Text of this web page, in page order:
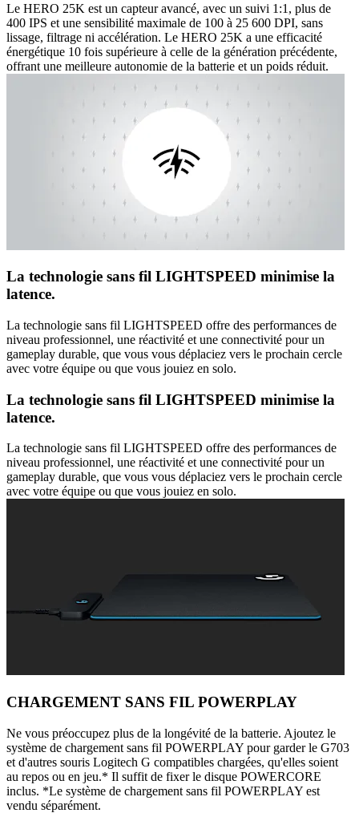
Le HERO 25K est un capteur avancé, avec un suivi 1:1, plus de
400 IPS et une sensibilité maximale de 100 à 25 600 DPI, sans
lissage, filtrage ni accélération. Le HERO 25K a une efficacité
énergétique 10 fois supérieure à celle de la génération précédente,
offrant une meilleure autonomie de la batterie et un poids réduit.
La technologie sans fil LIGHTSPEED minimise la
latence.
La technologie sans fil LIGHTSPEED offre des performances de
niveau professionnel, une réactivité et une connectivité pour un
gameplay durable, que vous vous déplaciez vers le prochain cercle
avec votre équipe ou que vous jouiez en solo.
La technologie sans fil LIGHTSPEED minimise la
latence.
La technologie sans fil LIGHTSPEED offre des performances de
niveau professionnel, une réactivité et une connectivité pour un
gameplay durable, que vous vous déplaciez vers le prochain cercle
avec votre équipe ou que vous jouiez en solo.
CHARGEMENT SANS FIL POWERPLAY
Ne vous préoccupez plus de la longévité de la batterie. Ajoutez le
système de chargement sans fil POWERPLAY pour garder le G703
et d'autres souris Logitech G compatibles chargées, qu'elles soient
au repos ou en jeu.* Il suffit de fixer le disque POWERCORE
inclus. *Le système de chargement sans fil POWERPLAY est
vendu séparément.